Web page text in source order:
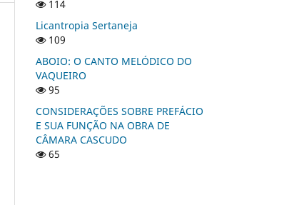
114
Licantropia Sertaneja
109
ABOIO: O CANTO MELÓDICO DO
VAQUEIRO
95
CONSIDERAÇÕES SOBRE PREFÁCIO
E SUA FUNÇÃO NA OBRA DE
CÂMARA CASCUDO
65